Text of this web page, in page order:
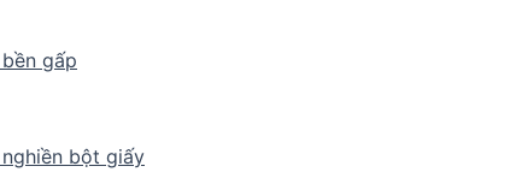
gấp
bột giấy